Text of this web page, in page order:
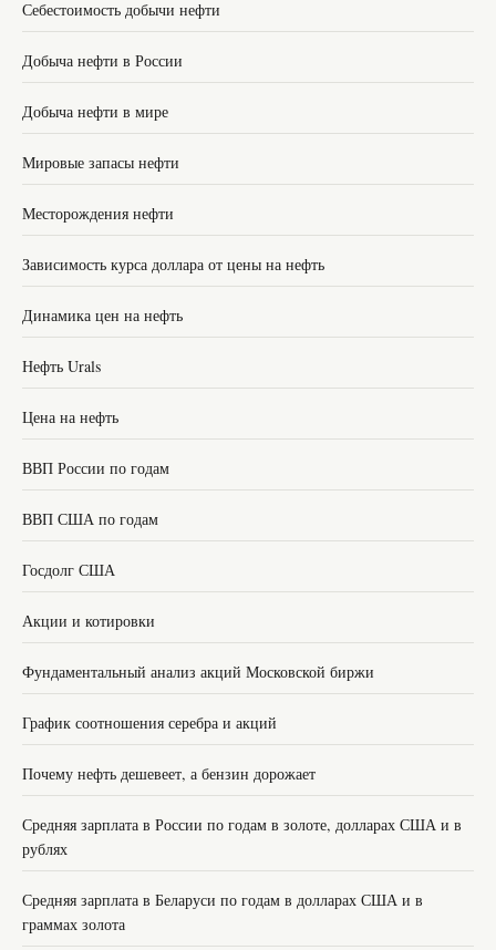
Себестоимость добычи нефти
Добыча нефти в России
Добыча нефти в мире
Мировые запасы нефти
Месторождения нефти
Зависимость курса доллара от цены на нефть
Динамика цен на нефть
Нефть Urals
Цена на нефть
ВВП России по годам
ВВП США по годам
Госдолг США
Акции и котировки
Фундаментальный анализ акций Московской биржи
График соотношения серебра и акций
Почему нефть дешевеет, а бензин дорожает
Средняя зарплата в России по годам в золоте, долларах США и в
рублях
Средняя зарплата в Беларуси по годам в долларах США и в
граммах золота